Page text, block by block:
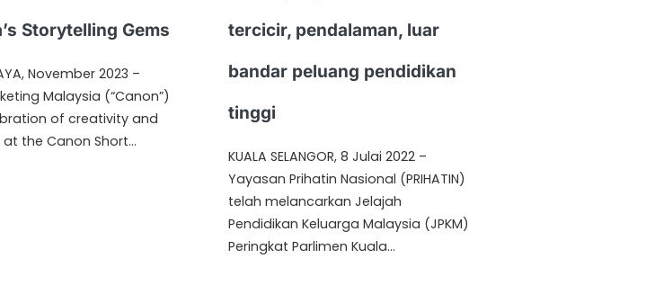
Storytelling Gems
November 2023 –
Malaysia (“Canon”)
of creativity and
the Canon Short…
tercicir, pendalaman, luar
bandar peluang pendidikan
tinggi
KUALA SELANGOR, 8 Julai 2022 –
Yayasan Prihatin Nasional (PRIHATIN)
telah melancarkan Jelajah
Pendidikan Keluarga Malaysia (JPKM)
Peringkat Parlimen Kuala…